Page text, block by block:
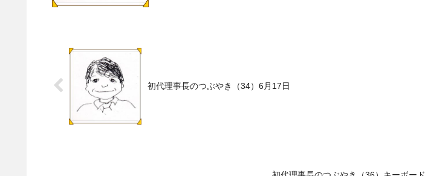
初代理事長のつぶやき（34）6月17日